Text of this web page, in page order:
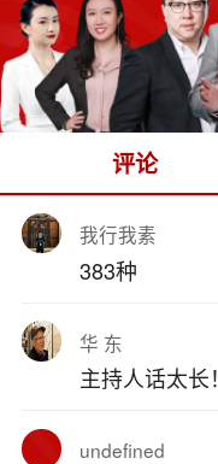
评论
我行我素
383种
华 东
主持人话太长！
undefined